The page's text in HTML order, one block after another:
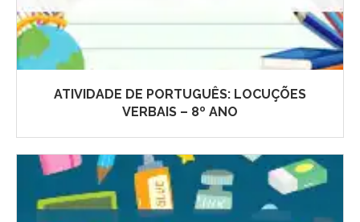
ATIVIDADE DE PORTUGUÊS: LOCUÇÕES
VERBAIS – 8º ANO